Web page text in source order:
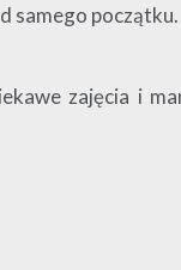
samego początku.
zajęcia i